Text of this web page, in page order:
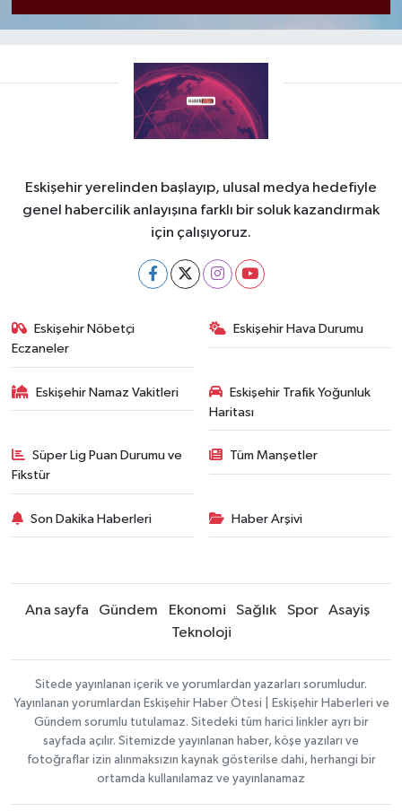
Eskişehir yerelinden başlayıp, ulusal medya hedefiyle
genel habercilik anlayışına farklı bir soluk kazandırmak
için çalışıyoruz.
Eskişehir Nöbetçi
Eczaneler
Eskişehir Hava Durumu
Eskişehir Namaz Vakitleri
Eskişehir Trafik Yoğunluk
Haritası
Süper Lig Puan Durumu ve
Fikstür
Tüm Manşetler
Son Dakika Haberleri Haber Arşivi
Ana sayfa Gündem Ekonomi Sağlık Spor
Asayiş
Teknoloji
Sitede yayınlanan içerik ve yorumlardan yazarları sorumludur.
Yayınlanan yorumlardan Eskişehir Haber Ötesi | Eskişehir Haberleri ve
Gündem sorumlu tutulamaz. Sitedeki tüm harici linkler ayrı bir
sayfada açılır. Sitemizde yayınlanan haber, köşe yazıları ve
fotoğraflar izin alınmaksızın kaynak gösterilse dahi, herhangi bir
ortamda kullanılamaz ve yayınlanamaz